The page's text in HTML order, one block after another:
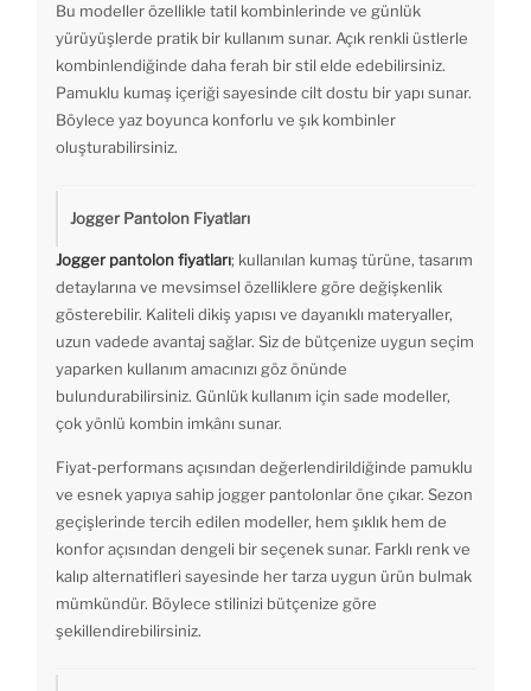
Bu modeller özellikle tatil kombinlerinde ve günlük
yürüyüşlerde pratik bir kullanım sunar. Açık renkli üstlerle
kombinlendiğinde daha ferah bir stil elde edebilirsiniz.
Pamuklu kumaş içeriği sayesinde cilt dostu bir yapı sunar.
Böylece yaz boyunca konforlu ve şık kombinler
oluşturabilirsiniz.
Jogger Pantolon Fiyatları
Jogger pantolon fiyatları; kullanılan kumaş türüne, tasarım
detaylarına ve mevsimsel özelliklere göre değişkenlik
gösterebilir. Kaliteli dikiş yapısı ve dayanıklı materyaller,
uzun vadede avantaj sağlar. Siz de bütçenize uygun seçim
yaparken kullanım amacınızı göz önünde
bulundurabilirsiniz. Günlük kullanım için sade modeller,
çok yönlü kombin imkânı sunar.
Fiyat-performans açısından değerlendirildiğinde pamuklu
ve esnek yapıya sahip jogger pantolonlar öne çıkar. Sezon
geçişlerinde tercih edilen modeller, hem şıklık hem de
konfor açısından dengeli bir seçenek sunar. Farklı renk ve
kalıp alternatifleri sayesinde her tarza uygun ürün bulmak
mümkündür. Böylece stilinizi bütçenize göre
şekillendirebilirsiniz.